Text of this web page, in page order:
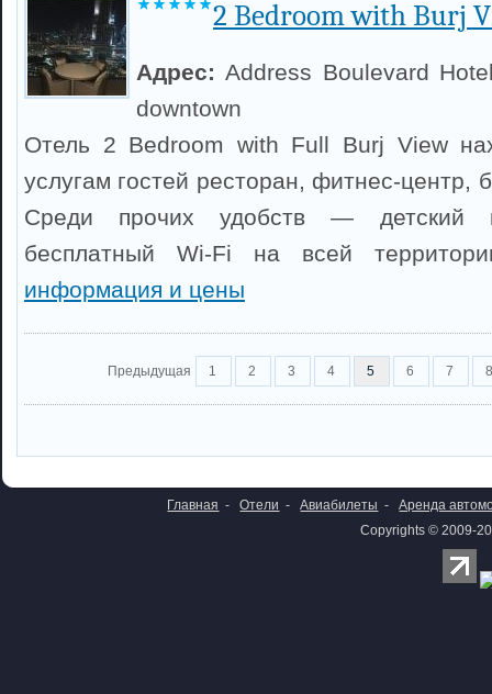
2 Bedroom with Burj
Адрес:Address Boulevard
downtown
Отель 2 Bedroom with Full Burj View
услугам гостей ресторан, фитнес-центр,
Среди прочих удобств — детский
бесплатный Wi-Fi на всей
информация и цены
Предыдущая 1 2 3 4 5 6 7
Главная - Отели - Авиабилеты -
Аренда
Copyrights © 2009-